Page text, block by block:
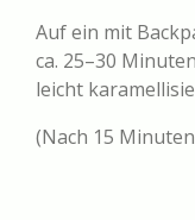
Auf ein mit
ca. 25–30
leicht
(Nach 15